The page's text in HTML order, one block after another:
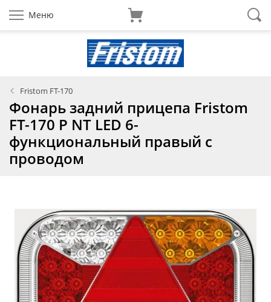
Меню
Fristom FT-170
Фонарь задний прицепа Fristom
FT-170 P NT LED 6-
функциональный правый с
проводом